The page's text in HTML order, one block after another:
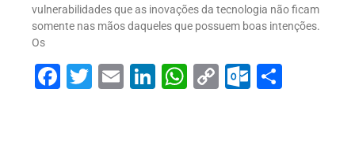
vulnerabilidades que as inovações da tecnologia não ficam
somente nas mãos daqueles que possuem boas intenções.
Os
Facebook
Twitter
EmailLinkedIn
WhatsApp
Copy